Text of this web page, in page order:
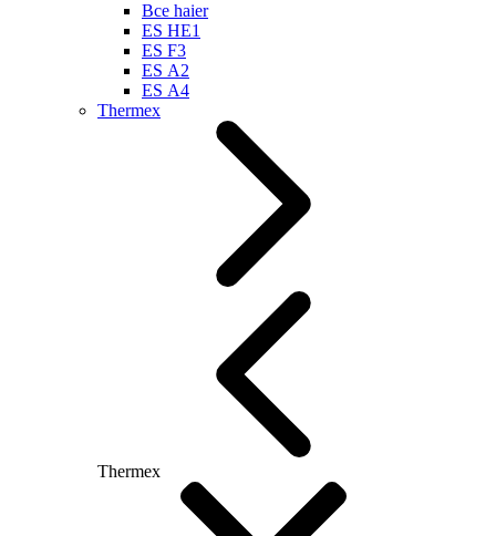
Все haier
ES HE1
ES F3
ES А2
ES А4
Thermex
Thermex